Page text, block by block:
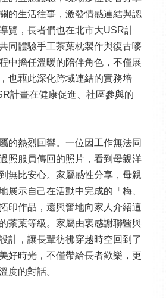
的生活往事，激發情感連結與認
覽，長者們也在北市大USR計
同體驗手工茶葉枕製作與復古嘜
中擔任溫暖的陪伴角色，不僅展
也藉此深化跨域連結的實務培
計畫在健康促進、社區參與的
的熱烈回響。一位因工作無法同
照服員傳回的照片，看到母親洋
無比安心。家屬感性分享，母親
展示自己在活動中完成的「梅、
印作品，還興奮地向家人介紹這
茶葉等級。家屬由衷感謝聯醫與
計，讓長輩彷彿穿越時空回到了
好時光，不僅帶給長者歡樂，更
度的對話。